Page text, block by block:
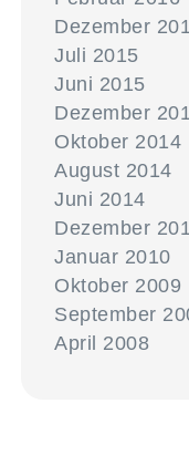
Dezember
Juli 2015
Juni 2015
Dezember
Oktober 2014
August 2014
Juni 2014
Dezember
Januar 2010
Oktober 2009
September
April 2008